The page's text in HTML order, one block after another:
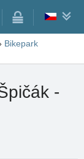
Bikepark
-